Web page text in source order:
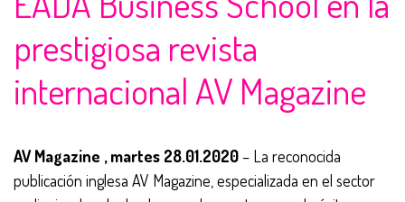
prestigiosa revista
internacional AV Magazine
AV Magazine , martes 28.01.2020– La reconocida
publicación inglesa AV Magazine, especializada en el sector